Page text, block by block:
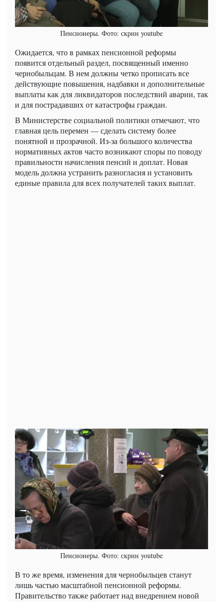
Пенсионеры. Фото: скрин youtube
Ожидается, что в рамках пенсионной реформы
появится отдельный раздел, посвященный именно
чернобыльцам. В нем должны четко прописать все
действующие повышения, надбавки и дополнительные
выплаты как для ликвидаторов последствий аварии, так
и для пострадавших от катастрофы граждан.
В Министерстве социальной политики отмечают, что
главная цель перемен — сделать систему более
понятной и прозрачной. Из-за большого количества
нормативных актов часто возникают споры по поводу
правильности начисления пенсий и доплат. Новая
модель должна устранить разногласия и установить
единые правила для всех получателей таких выплат.
Пенсионеры. Фото: скрин youtube
В то же время, изменения для чернобыльцев станут
лишь частью масштабной пенсионной реформы.
Правительство также работает над внедрением новой